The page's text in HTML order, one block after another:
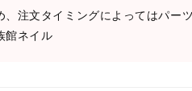
注文タイミングによってはパー
館ネイル